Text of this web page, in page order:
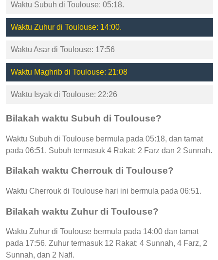
Waktu Subuh di Toulouse: 05:18.
Waktu Zuhur di Toulouse: 14:00.
Waktu Asar di Toulouse: 17:56
Waktu Maghrib di Toulouse: 21:08
Waktu Isyak di Toulouse: 22:26
Bilakah waktu Subuh di Toulouse?
Waktu Subuh di Toulouse bermula pada 05:18, dan tamat
pada 06:51. Subuh termasuk 4 Rakat: 2 Farz dan 2 Sunnah.
Bilakah waktu Cherrouk di Toulouse?
Waktu Cherrouk di Toulouse hari ini bermula pada 06:51.
Bilakah waktu Zuhur di Toulouse?
Waktu Zuhur di Toulouse bermula pada 14:00 dan tamat
pada 17:56. Zuhur termasuk 12 Rakat: 4 Sunnah, 4 Farz, 2
Sunnah, dan 2 Nafl.